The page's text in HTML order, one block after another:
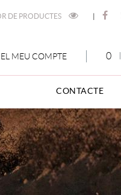
DE PRODUCTES |
0
EL MEU COMPTE
CONTACTE